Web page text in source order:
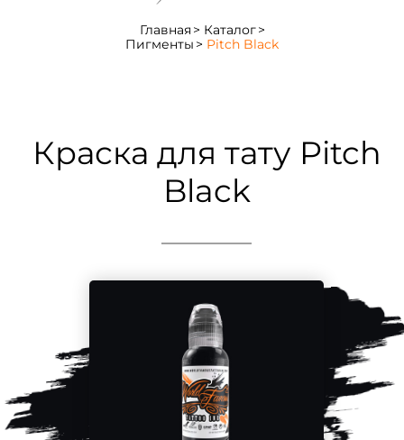
Главная
Каталог
Пигменты
Pitch Black
Краска для тату Pitch
Black